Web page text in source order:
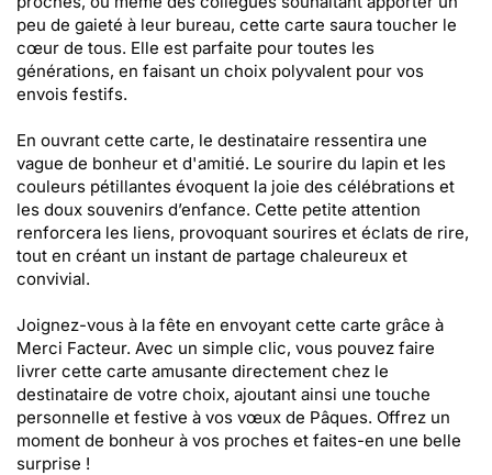
peu de gaieté à leur bureau, cette carte saura toucher le
cœur de tous. Elle est parfaite pour toutes les
générations, en faisant un choix polyvalent pour vos
envois festifs.
En ouvrant cette carte, le destinataire ressentira une
vague de bonheur et d'amitié. Le sourire du lapin et les
couleurs pétillantes évoquent la joie des célébrations et
les doux souvenirs d’enfance. Cette petite attention
renforcera les liens, provoquant sourires et éclats de rire,
tout en créant un instant de partage chaleureux et
convivial.
Joignez-vous à la fête en envoyant cette carte grâce à
Merci Facteur. Avec un simple clic, vous pouvez faire
livrer cette carte amusante directement chez le
destinataire de votre choix, ajoutant ainsi une touche
personnelle et festive à vos vœux de Pâques. Offrez un
moment de bonheur à vos proches et faites-en une belle
surprise !